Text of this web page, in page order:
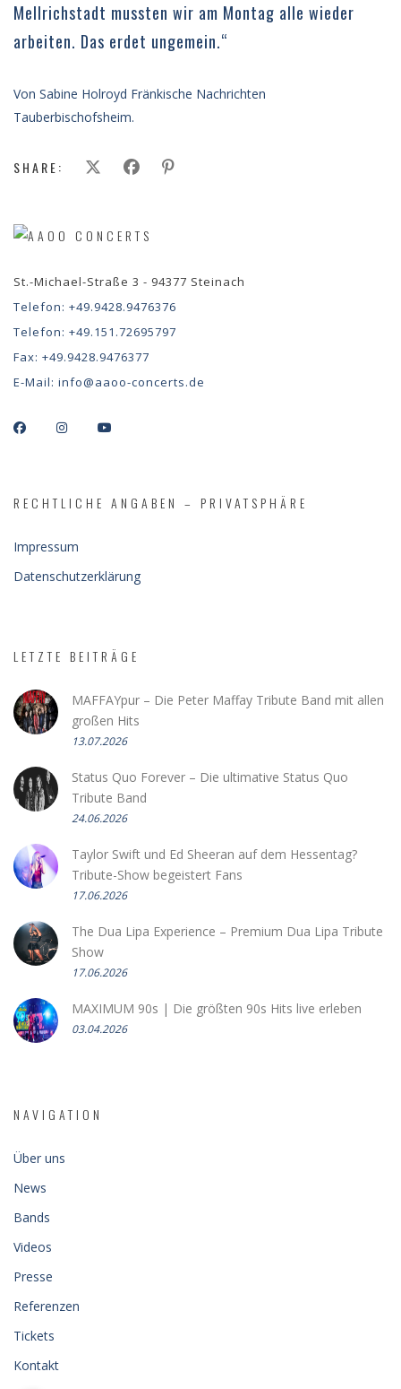
Mellrichstadt mussten wir am Montag alle wieder
arbeiten. Das erdet ungemein.“
Von Sabine Holroyd Fränkische Nachrichten
Tauberbischofsheim.
SHARE:
St.-Michael-Straße 3 - 94377 Steinach
Telefon: +49.9428.9476376
Telefon: +49.151.72695797
Fax: +49.9428.9476377
E-Mail: info@aaoo-concerts.de
RECHTLICHE ANGABEN – PRIVATSPHÄRE
Impressum
Datenschutzerklärung
LETZTE BEITRÄGE
MAFFAYpur – Die Peter Maffay Tribute Band mit allen
großen Hits
13.07.2026
Status Quo Forever – Die ultimative Status Quo
Tribute Band
24.06.2026
Taylor Swift und Ed Sheeran auf dem Hessentag?
Tribute-Show begeistert Fans
17.06.2026
The Dua Lipa Experience – Premium Dua Lipa Tribute
Show
17.06.2026
MAXIMUM 90s | Die größten 90s Hits live erleben
03.04.2026
NAVIGATION
Über uns
News
Bands
Videos
Presse
Referenzen
Tickets
Kontakt